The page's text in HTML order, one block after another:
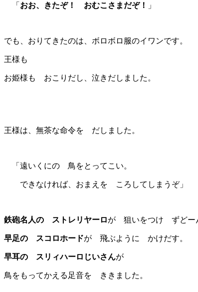
「 おお、きたぞ！ おむこさまだぞ！ 」
でも、おりてきたのは、ボロボロ服のイワンです。
王様も
お姫様も おこりだし、泣きだしました。
王様は、無茶な命令を だしました。
「遠いくにの 鳥をとってこい。
できなければ、おまえを ころしてしまうぞ」
鉄砲名人の ストレリヤーロが 狙いをつけ ずどー
早足の スコロホードが 飛ぶように かけだす。
早耳の スリィハーロじいさんが
鳥をもってかえる足音を ききました。